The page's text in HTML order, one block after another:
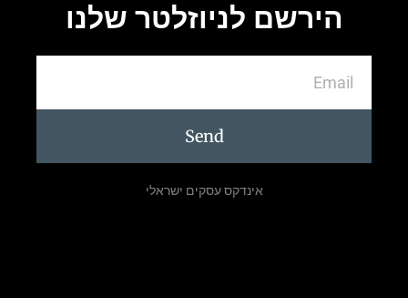
הירשם לניוזלטר שלנו
Send
אינדקס עסקים ישראלי